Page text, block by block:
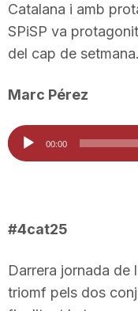
Catalana i amb
SPiSP va
del cap de setmana.
Marc Pérez
Reproductor
d'àudio
00:00
#4cat25
Darrera jornada de
triomf pels dos